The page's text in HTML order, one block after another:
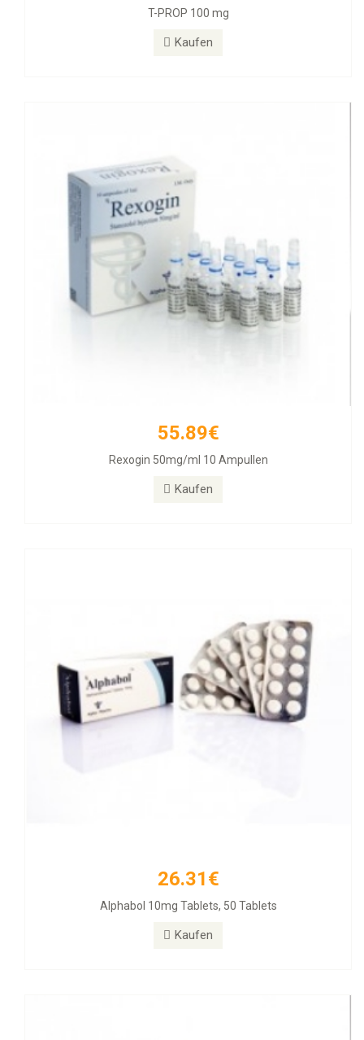
T-PROP 100 mg
Kaufen
55.89€
Rexogin 50mg/ml 10 Ampullen
Kaufen
55.89€
Rexogin 50mg/ml 10 Ampullen
26.31€
Alphabol 10mg Tablets, 50 Tablets
Kaufen
26.31€
Alphabol 10mg Tablets, 50 Tablets
33.54€
Clenbuterol 40mg 100 Tabs